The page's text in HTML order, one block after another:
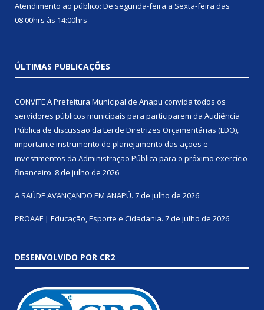
Atendimento ao público: De segunda-feira a Sexta-feira das
08:00hrs às 14:00hrs
ÚLTIMAS PUBLICAÇÕES
CONVITE A Prefeitura Municipal de Anapu convida todos os
servidores públicos municipais para participarem da Audiência
Pública de discussão da Lei de Diretrizes Orçamentárias (LDO),
importante instrumento de planejamento das ações e
investimentos da Administração Pública para o próximo exercício
financeiro. 8 de julho de 2026
A SAÚDE AVANÇANDO EM ANAPÚ. 7 de julho de 2026
PROAAF | Educação, Esporte e Cidadania. 7 de julho de 2026
DESENVOLVIDO POR CR2